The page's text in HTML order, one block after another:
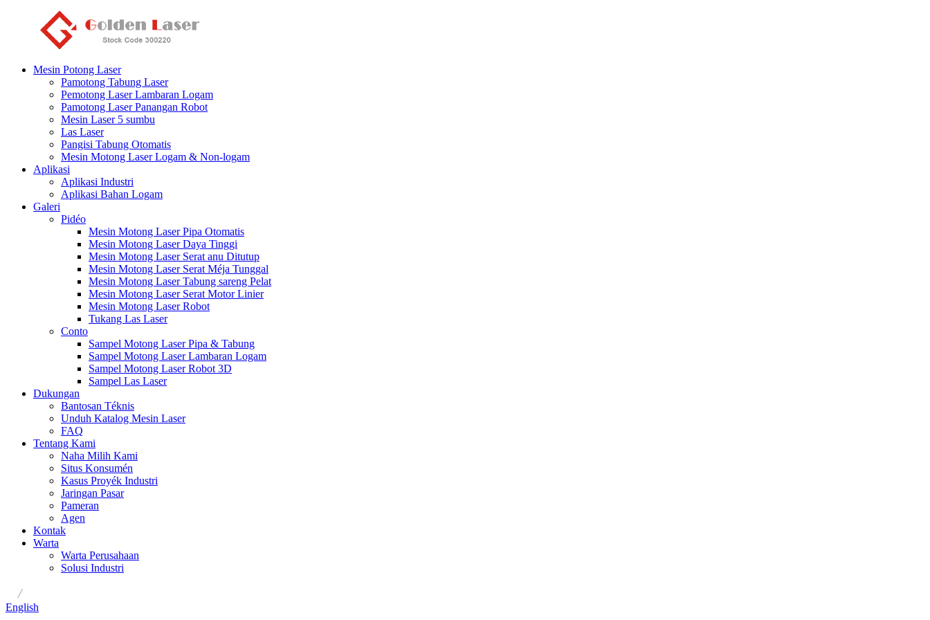
Mesin Potong Laser
Pamotong Tabung Laser
Pemotong Laser Lambaran Logam
Pamotong Laser Panangan Robot
Mesin Laser 5 sumbu
Las Laser
Pangisi Tabung Otomatis
Mesin Motong Laser Logam & Non-logam
Aplikasi
Aplikasi Industri
Aplikasi Bahan Logam
Galeri
Pidéo
Mesin Motong Laser Pipa Otomatis
Mesin Motong Laser Daya Tinggi
Mesin Motong Laser Serat anu Ditutup
Mesin Motong Laser Serat Méja Tunggal
Mesin Motong Laser Tabung sareng Pelat
Mesin Motong Laser Serat Motor Linier
Mesin Motong Laser Robot
Tukang Las Laser
Conto
Sampel Motong Laser Pipa & Tabung
Sampel Motong Laser Lambaran Logam
Sampel Motong Laser Robot 3D
Sampel Las Laser
Dukungan
Bantosan Téknis
Unduh Katalog Mesin Laser
FAQ
Tentang Kami
Naha Milih Kami
Situs Konsumén
Kasus Proyék Industri
Jaringan Pasar
Pameran
Agen
Kontak
Warta
Warta Perusahaan
Solusi Industri
/
English